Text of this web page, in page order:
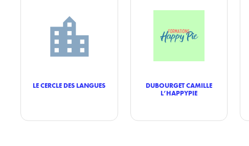
LE CERCLE DES LANGUES
DUBOURGET CAMILLE
L’HAPPYPIE